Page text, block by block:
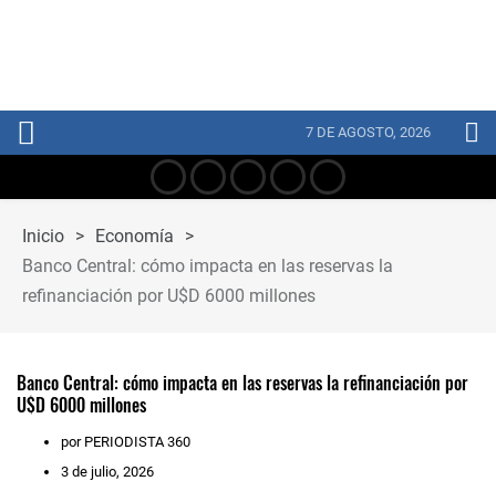
7 DE AGOSTO, 2026
Inicio > Economía
>
Banco Central: cómo impacta en las reservas la
refinanciación por U$D 6000 millones
Banco Central: cómo impacta en las reservas la refinanciación por
U$D 6000 millones
por PERIODISTA 360
3 de julio, 2026